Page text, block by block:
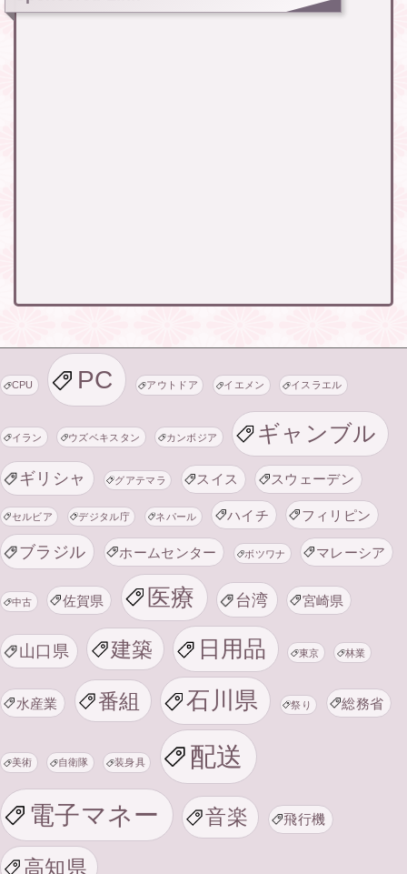
CPU PC アウトドア イエメン イスラエル
イラン ウズベキスタン カンボジア ギャンブル
ギリシャ グアテマラ スイス スウェーデン
セルビア デジタル庁 ネパール ハイチ フィリピン
ブラジル ホームセンター ボツワナ マレーシア
中古 佐賀県 医療 台湾 宮崎県
山口県 建築 日用品 東京 林業
水産業 番組 石川県 祭り 総務省
美術 自衛隊 装身具 配送
電子マネー 音楽 飛行機
高知県